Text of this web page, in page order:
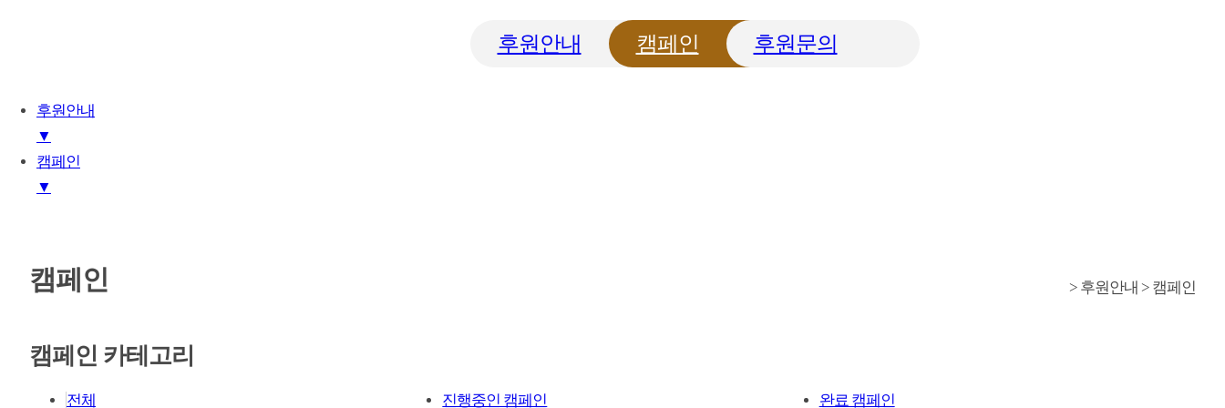
후원안내 캠페인 후원문의
후원안내
▼
기관소개
캠페인
▼
후원문의
캠페인 > 후원안내 > 캠페인
캠페인 카테고리
전체 진행중인 캠페인 완료 캠페인